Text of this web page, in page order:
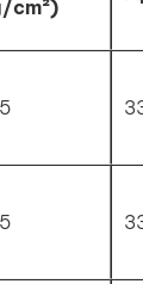
cm²)